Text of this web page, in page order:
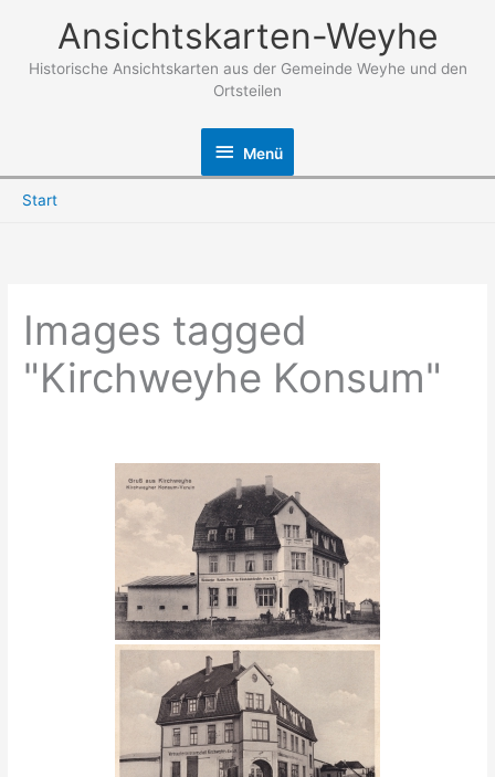
springen
Ansichtskarten-Weyhe
Historische Ansichtskarten aus der Gemeinde Weyhe und den
Ortsteilen
Menü
Menü
Start
Images tagged
"Kirchweyhe Konsum"